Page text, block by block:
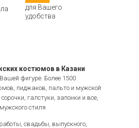
Вашей фигуре. Более 1500
пиджаков, пальто и мужской
галстуки, запонки и все,
стиля
свадьбы, выпускного,
для Вашего
удобства
костюмов в Казани